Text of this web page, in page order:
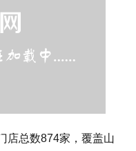
店总数874家，覆盖山